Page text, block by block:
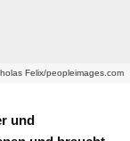
Felix/peopleimages.com
und